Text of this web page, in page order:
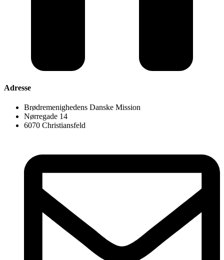
Adresse
Brødremenighedens Danske Mission
Nørregade 14
6070 Christiansfeld